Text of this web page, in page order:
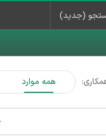
(جدید)
همه موارد